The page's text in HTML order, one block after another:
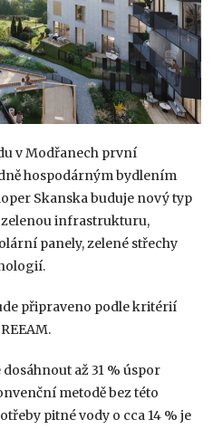
v Modřanech první
hospodárným bydlením
Skanska buduje nový typ
infrastrukturu,
panely, zelené střechy
připraveno podle kritérií
až 31 % úspor
metodě bez této
pitné vody o cca 14 % je